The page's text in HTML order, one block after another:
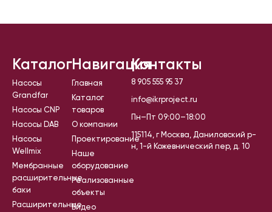
Каталог
Насосы
Grandfar
Насосы CNP
Насосы DAB
Насосы
Wellmix
Мембранные
расширительные
баки
Расширительные
Навигация
Главная
Каталог
товаров
О компании
Проектирование
Наше
оборудование
Реализованные
объекты
Видео
Контакты
8 905 555 95 37
info@ikrproject.ru
Пн–Пт 09:00–18:00
115114, г Москва, Даниловский р-
н, 1-й Кожевнический пер, д. 10